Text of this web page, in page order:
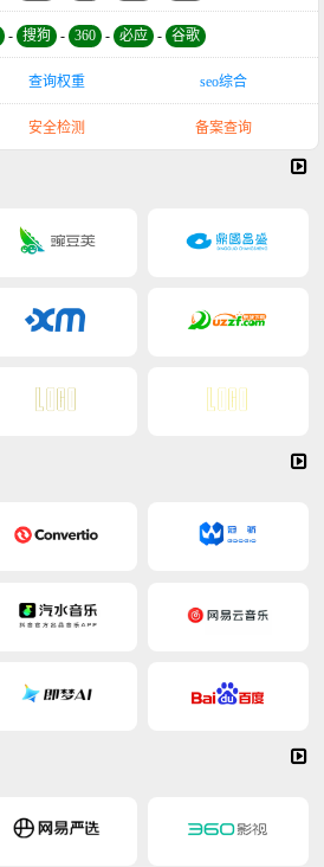
- 搜狗 - 360 - 必应 - 谷歌
查询权重 seo综合
安全检测 备案查询